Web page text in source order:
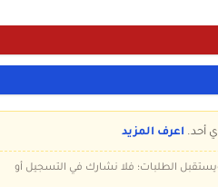
أحد. اعرف المزيد
الطلبات؛ فلا نشارك في التسجيل أو